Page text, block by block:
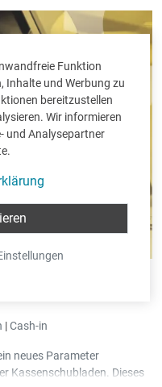
Funktion
Inhalte und Werbung zu
bereitzustellen
Wir informieren
und Analysepartner
schon abgeschlossen sind.
|Cash-in
neues Parameter
Kassenschubladen. Dieses